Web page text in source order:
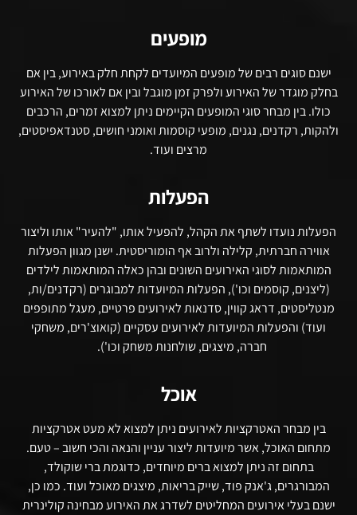
מופעים
ישנם סוגים רבים של מופעים המיועדים לקחת חלק באירוע, בין אם
בחלק מוגדר של האירוע ולפרק זמן מוגבל ובין אם לאורכו של האירוע
כולו. בין מבחר סוגי המופעים הקיימים ניתן למצוא זמרים, הרכבים
ולהקות, רקדנים, נגנים, מופעי קוסמות ואומני חושים, סטנדאפיסטים,
מרצים ועוד.
הפעלות
הפעלות נועדו לשתף את הקהל, להפעיל אותו, "להעיר" אותו וליצור
אווירה חברתית, קלילה ולרוב אף הומוריסטית. ישנן מגוון הפעלות
המותאמות לסוגי האירועים השונים ובהן כאלה המותאמות לילדים
(ליצנים, קוסמים וכו'), הפעלות המיועדות למבוגרים (רקדנים/ות,
מנטליסטים, דראג קווין, סדנאות לאירועים פרטיים, מעגל מתופפים
ועוד) והפעלות המיועדות לאירועים עסקיים (קואוצ'רים, משחקי
חברה, מיצגים, שולחנות משחק וכו').
אוכל
בין מבחר האטרקציות לאירועים ניתן למצוא לא מעט אטרקציות
מתחום האוכל, אשר מיועדות ליצור עניין והנאה והכי חשוב – טעם.
בתחום זה ניתן למצוא ברים מיוחדים, כדוגמת ברי שוקולד,
המבורגרים, ג'אנק פוד, שייק בריאות, מיצגים מאוכל ועוד. כמו כן,
ישנם בעלי אירועים המחליטים לשדרג את האירוע מבחינה קולינרית